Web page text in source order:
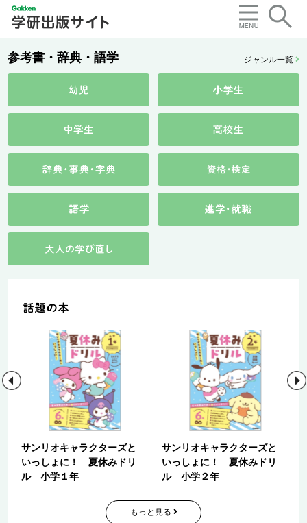
参考書・辞典・語学 ジャンル一覧
サンリオキャラクターズと
いっしょに！ 夏休みドリ
ル 小学１年
サンリオキャラクターズと
いっしょに！ 夏休みドリ
ル 小学２年
もっと見る